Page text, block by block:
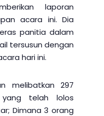
laporan
acara ini. Dia
panitia dalam
tersusun dengan
hari ini.
melibatkan 297
yang telah lolos
Dimana 3 orang